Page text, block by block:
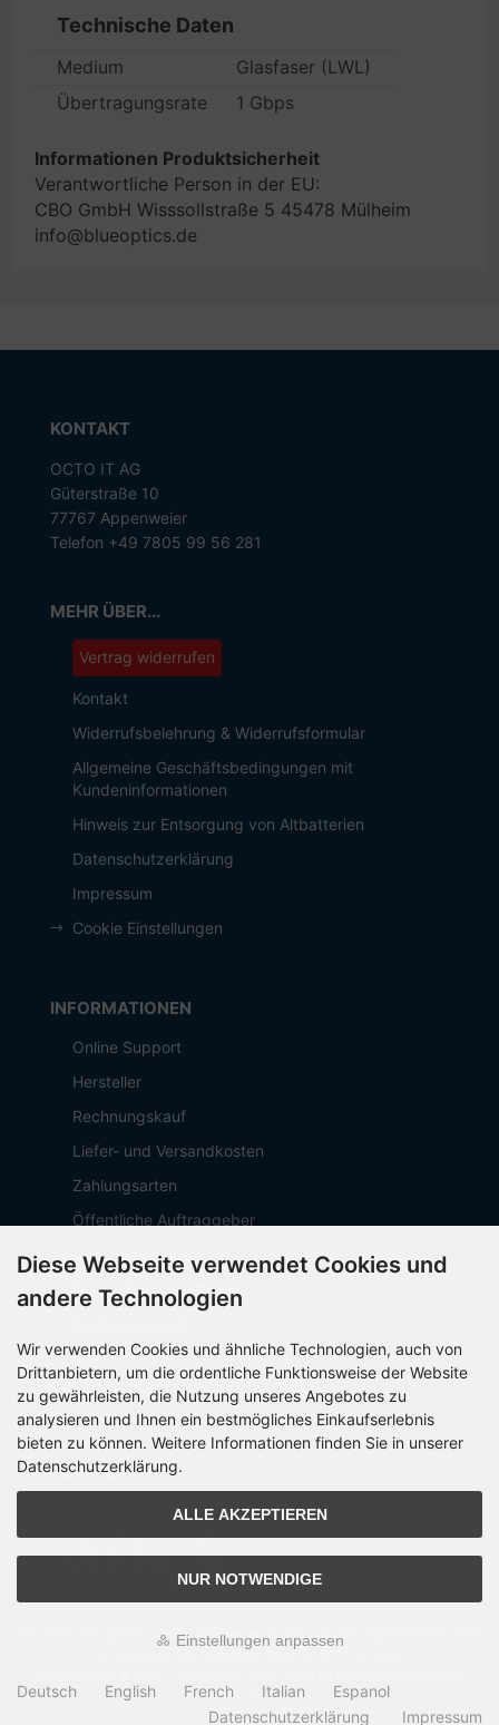
Technische Daten
Medium
Glasfaser (LWL)
Übertragungsrate
1 Gbps
Informationen Produktsicherheit
Verantwortliche Person in der EU:
CBO GmbH Wisssollstraße 5 45478 Mülheim
info@blueoptics.de
KONTAKT
OCTO IT AG
Güterstraße 10
77767 Appenweier
Telefon +49 7805 99 56 281
MEHR ÜBER...
Vertrag widerrufen
Kontakt
Widerrufsbelehrung & Widerrufsformular
Allgemeine Geschäftsbedingungen mit
Kundeninformationen
Hinweis zur Entsorgung von Altbatterien
Datenschutzerklärung
Impressum
Cookie Einstellungen
INFORMATIONEN
Online Support
Hersteller
Rechnungskauf
Liefer- und Versandkosten
Zahlungsarten
Öffentliche Auftraggeber
Geschäftskunden
Beschaffungsplattform
Über OCTO IT
Sitemap
PARTNER
Alle Preise inkl. gesetzl. MwSt. zzgl.Versandkosten
Shopsoftware
ified eCommerce Shopsoftware © 2009-2026
Diese Webseite verwendet Cookies und
andere Technologien
Wir verwenden Cookies und ähnliche Technologien, auch von
Drittanbietern, um die ordentliche Funktionsweise der Website
zu gewährleisten, die Nutzung unseres Angebotes zu
analysieren und Ihnen ein bestmögliches Einkaufserlebnis
bieten zu können. Weitere Informationen finden Sie in unserer
Datenschutzerklärung.
ALLE AKZEPTIEREN
NUR NOTWENDIGE
Einstellungen anpassen
Deutsch English French Italian
Espanol
Datenschutzerklärung
Impressum